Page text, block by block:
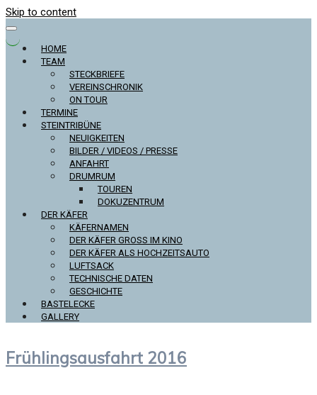
Skip to content
HOME
TEAM
STECKBRIEFE
VEREINSCHRONIK
ON TOUR
TERMINE
STEINTRIBÜNE
NEUIGKEITEN
BILDER / VIDEOS / PRESSE
ANFAHRT
DRUMRUM
TOUREN
DOKUZENTRUM
DER KÄFER
KÄFERNAMEN
DER KÄFER GROSS IM KINO
DER KÄFER ALS HOCHZEITSAUTO
LUFTSACK
TECHNISCHE DATEN
GESCHICHTE
BASTELECKE
GALLERY
Frühlingsausfahrt 2016